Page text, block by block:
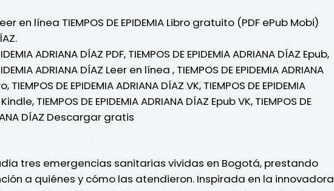
en línea TIEMPOS DE EPIDEMIA Libro gratuito (PDF ePub Mobi)
ADRIANA DÍAZ PDF, TIEMPOS DE EPIDEMIA ADRIANA DÍAZ Epub,
ADRIANA DÍAZ Leer en línea , TIEMPOS DE EPIDEMIA ADRIANA
DE EPIDEMIA ADRIANA DÍAZ VK, TIEMPOS DE EPIDEMIA
TIEMPOS DE EPIDEMIA ADRIANA DÍAZ Epub VK, TIEMPOS DE
DÍAZ Descargar gratis
tres emergencias sanitarias vividas en Bogotá, prestando
a quiénes y cómo las atendieron. Inspirada en la innovadora